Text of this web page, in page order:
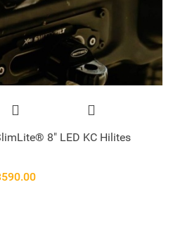
8" LED KC Hilites